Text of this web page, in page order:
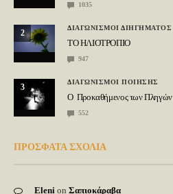
1035
2
ΔΙΑΓΩΝΙΣΜΟΙ ΔΙΗΓΗΜΑΤΟΣ
ΤΟ ΗΛΙΟΤΡΟΠΙΟ
947
3
ΔΙΑΓΩΝΙΣΜΟΙ ΠΟΙΗΣΗΣ
Ο Προκαθήμενος των Πληγών
552
ΠΡΟΣΦΑΤΑ ΣΧΟΛΙΑ
Eleni on Σαπιοκάραβα